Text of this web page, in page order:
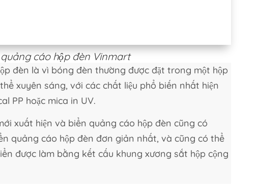
cáo hộp đèn Vinmart
đèn là vì bóng đèn thường được đặt trong một hộp
xuyên sáng, với các chất liệu phổ biến nhất hiện
PP hoặc mica in UV.
xuất hiện và biển quảng cáo hộp đèn cũng có
quảng cáo hộp đèn đơn giản nhất, và cũng có thể
được làm bằng kết cấu khung xương sắt hộp cộng